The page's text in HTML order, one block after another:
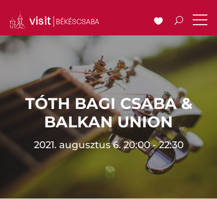
TÓTH BAGI CSABA &
BALKAN UNION
2021. augusztus 6. 20:00 - 22:30